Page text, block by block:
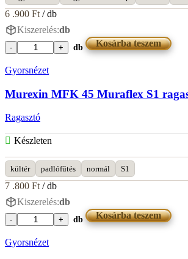
6 .900 Ft / db
Kiszerelés:db
Murexin
35
Ragasztó
mennyiség
db Kosárba teszem
Gyorsnézet
Murexin MFK 45 Muraflex S1
Ragasztó
Készleten
kültér padlófűtés normál S1
7 .800 Ft/ db
Kiszerelés:db
Murexin
45
db Kosárba teszem
Gyorsnézet